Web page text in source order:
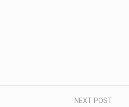
NEXT POST